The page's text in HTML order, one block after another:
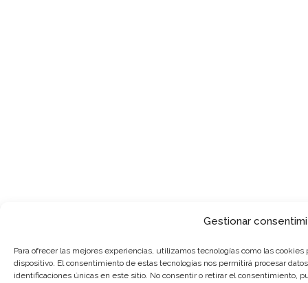
Gestionar
Para ofrecer las mejores experiencias, utilizamos tecnologías como las
dispositivo. El consentimiento de estas tecnologías nos permitirá procesar
identificaciones únicas en este sitio. No consentir o retirar el consentimiento,